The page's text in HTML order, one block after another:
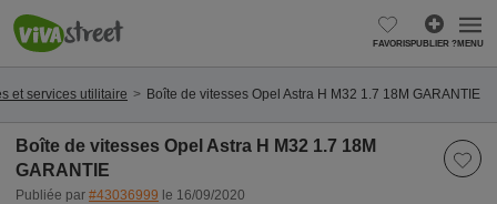
FAVORISPUBLIER ?MENU
et services utilitaire Boîte de vitesses Opel Astra H M32 1.7 18M GARANTIE
Boîte de vitesses Opel Astra H M32 1.7 18M
GARANTIE
Publiée par #43036999 le 16/09/2020